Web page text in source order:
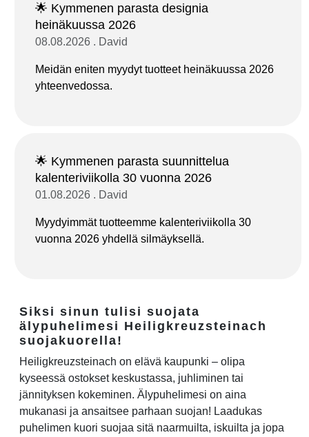
🌟 Kymmenen parasta designia
heinäkuussa 2026
08.08.2026 . David
Meidän eniten myydyt tuotteet heinäkuussa 2026
yhteenvedossa.
🌟 Kymmenen parasta suunnittelua
kalenteriviikolla 30 vuonna 2026
01.08.2026 . David
Myydyimmät tuotteemme kalenteriviikolla 30
vuonna 2026 yhdellä silmäyksellä.
Siksi sinun tulisi suojata
älypuhelimesi Heiligkreuzsteinach
suojakuorella!
Heiligkreuzsteinach on elävä kaupunki – olipa
kyseessä ostokset keskustassa, juhliminen tai
jännityksen kokeminen. Älypuhelimesi on aina
mukanasi ja ansaitsee parhaan suojan! Laadukas
puhelimen kuori suojaa sitä naarmuilta, iskuilta ja jopa